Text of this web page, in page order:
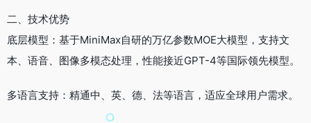
二、技术优势
底层模型：基于MiniMax自研的万亿参数MOE大模型，支持文
本、语音、图像多模态处理，性能接近GPT-4等国际领先模型。
多语言支持：精通中、英、德、法等语言，适应全球用户需求。